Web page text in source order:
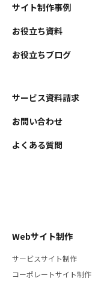
サイト制作事例
お役立ち資料
お役立ちブログ
サービス資料請求
お問い合わせ
よくある質問
Webサイト制作
サービスサイト制作
コーポレートサイト制作